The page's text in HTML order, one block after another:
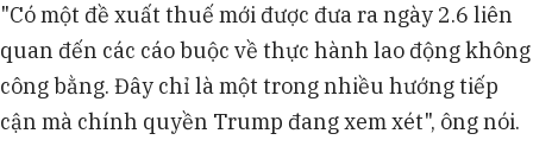
"Có một đề xuất thuế mới được đưa ra ngày 2.6 liên
quan đến các cáo buộc về thực hành lao động không
công bằng. Đây chỉ là một trong nhiều hướng tiếp
cận mà chính quyền Trump đang xem xét", ông nói.